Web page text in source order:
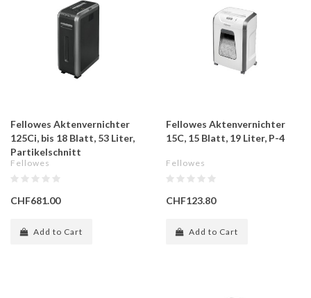
Fellowes Aktenvernichter
125Ci, bis 18 Blatt, 53 Liter,
Partikelschnitt
Fellowes
CHF681.00
Add to Cart
Fellowes Aktenvernichter
15C, 15 Blatt, 19 Liter, P-4
Fellowes
CHF123.80
Add to Cart